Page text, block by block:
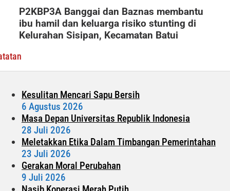
dan
Keluarga
Risiko
Stunting
P2KBP3A Banggai dan Baznas membantu
ibu hamil dan keluarga risiko stunting di
Kelurahan Sisipan, Kecamatan Batui
Kesulitan Mencari Sapu Bersih
6 Agustus 2026
Masa Depan Universitas Republik Indonesia
28 Juli 2026
Meletakkan Etika Dalam Timbangan Pemerintahan
23 Juli 2026
Gerakan Moral Perubahan
9 Juli 2026